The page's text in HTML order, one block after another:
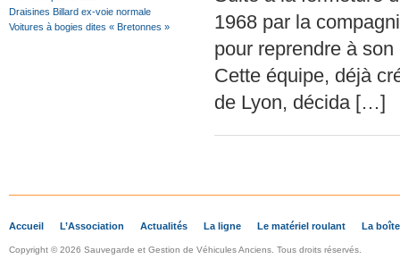
Draisines Billard ex-voie normale
Voitures à bogies dites « Bretonnes »
1968 par la
pour reprendre à
Cette équipe, déjà
de Lyon, décida […]
Accueil L’Association Actualités La ligne Le matériel roulant La
Copyright © 2026 Sauvegarde et Gestion de Véhicules Anciens. Tous droits réservés.